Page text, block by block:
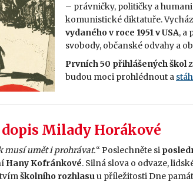
– právničky, političky a
komunistické diktatuře.
vydaného v roce 1951 v USA, a
svobody, občanské odvahy a
Prvních 50 přihlášených škol
budou moci prohlédnout a
Milady Horákové
musí umět i prohrávat.“ Poslechněte si
Hany Kofránkové. Silná slova o odvaze,
školního rozhlasu u příležitosti Dne